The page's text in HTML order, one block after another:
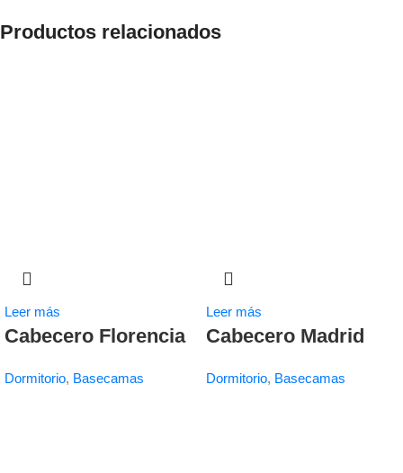
Productos relacionados
Leer más
Cabecero Florencia
Dormitorio, Basecamas
Leer más
Cabecero Madrid
Dormitorio, Basecamas